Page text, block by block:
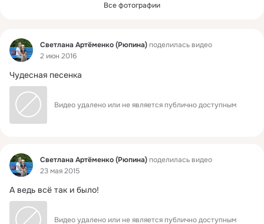
Все фотографии
Фид Светлана Артёменко (Рюпина)поделилась видео
2 июн 2016
Чудесная песенка
Видео удалено или не является публично доступным
Фид Светлана Артёменко (Рюпина)поделилась видео
23 мая 2015
А ведь всё так и было!
Видео удалено или не является публично доступным